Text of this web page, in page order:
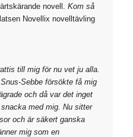
novell. Kom så
Novellix novelltävling
till mig för nu vet ju alla.
Sebbe försökte få mig
och då var det inget
med mig. Nu sitter
och är säkert ganska
mig som en